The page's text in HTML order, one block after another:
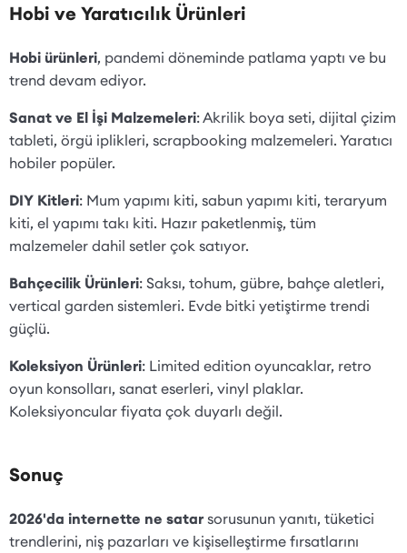
Hobi ve Yaratıcılık Ürünleri
Hobi ürünleri, pandemi döneminde patlama yaptı ve bu
trend devam ediyor.
Sanat ve El İşi Malzemeleri: Akrilik boya seti, dijital çizim
tableti, örgü iplikleri, scrapbooking malzemeleri. Yaratıcı
hobiler popüler.
DIY Kitleri: Mum yapımı kiti, sabun yapımı kiti, teraryum
kiti, el yapımı takı kiti. Hazır paketlenmiş, tüm
malzemeler dahil setler çok satıyor.
Bahçecilik Ürünleri: Saksı, tohum, gübre, bahçe aletleri,
vertical garden sistemleri. Evde bitki yetiştirme trendi
güçlü.
Koleksiyon Ürünleri: Limited edition oyuncaklar, retro
oyun konsolları, sanat eserleri, vinyl plaklar.
Koleksiyoncular fiyata çok duyarlı değil.
Sonuç
2026'da internette ne satar sorusunun yanıtı, tüketici
trendlerini, niş pazarları ve kişiselleştirme fırsatlarını